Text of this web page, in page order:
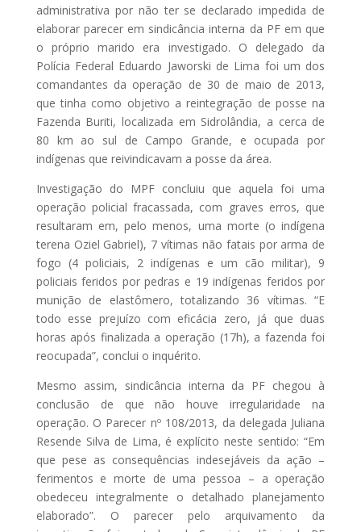
administrativa por não ter se declarado impedida de
elaborar parecer em sindicância interna da PF em que
o próprio marido era investigado. O delegado da
Polícia Federal Eduardo Jaworski de Lima foi um dos
comandantes da operação de 30 de maio de 2013,
que tinha como objetivo a reintegração de posse na
Fazenda Buriti, localizada em Sidrolândia, a cerca de
80 km ao sul de Campo Grande, e ocupada por
indígenas que reivindicavam a posse da área.
Investigação do MPF concluiu que aquela foi uma
operação policial fracassada, com graves erros, que
resultaram em, pelo menos, uma morte (o indígena
terena Oziel Gabriel), 7 vítimas não fatais por arma de
fogo (4 policiais, 2 indígenas e um cão militar), 9
policiais feridos por pedras e 19 indígenas feridos por
munição de elastômero, totalizando 36 vítimas. “E
todo esse prejuízo com eficácia zero, já que duas
horas após finalizada a operação (17h), a fazenda foi
reocupada”, conclui o inquérito.
Mesmo assim, sindicância interna da PF chegou à
conclusão de que não houve irregularidade na
operação. O Parecer nº 108/2013, da delegada Juliana
Resende Silva de Lima, é explícito neste sentido: “Em
que pese as consequências indesejáveis da ação –
ferimentos e morte de uma pessoa – a operação
obedeceu integralmente o detalhado planejamento
elaborado”. O parecer pelo arquivamento da